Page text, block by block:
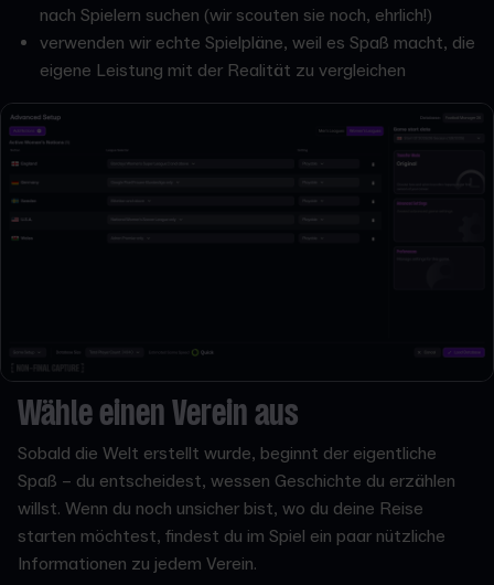
nach Spielern suchen (wir scouten sie noch, ehrlich!)
verwenden wir echte Spielpläne, weil es Spaß macht, die
eigene Leistung mit der Realität zu vergleichen
Wähle einen Verein aus
Sobald die Welt erstellt wurde, beginnt der eigentliche
Spaß – du entscheidest, wessen Geschichte du erzählen
willst. Wenn du noch unsicher bist, wo du deine Reise
starten möchtest, findest du im Spiel ein paar nützliche
Informationen zu jedem Verein.